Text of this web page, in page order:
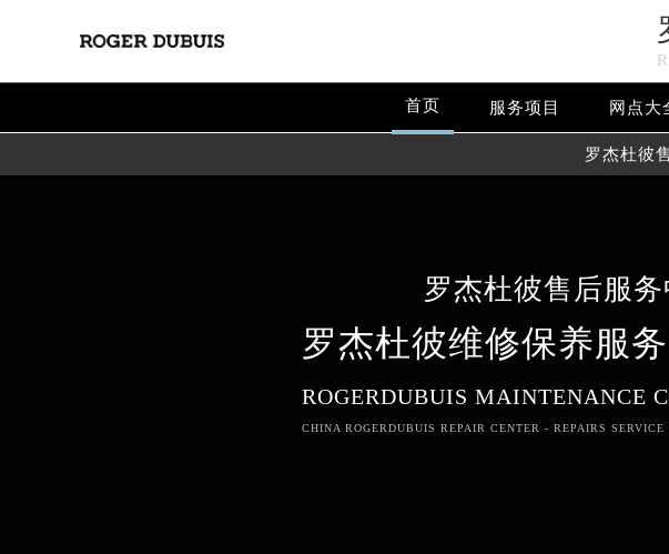
首页 服务项目 网点大
罗杰杜彼
罗杰杜彼售后服
罗杰杜彼维修保养服务
ROGERDUBUIS MAINTENANCE
CHINA ROGERDUBUIS REPAIR CENTER - REPAIRS SERVICE